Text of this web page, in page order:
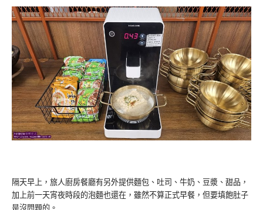
隔天早上，旅人廚房餐廳有另外提供麵包、吐司、牛奶、豆漿、甜品，
加上前一天宵夜時段的泡麵也還在，雖然不算正式早餐，但要填飽肚子
是沒問題的。